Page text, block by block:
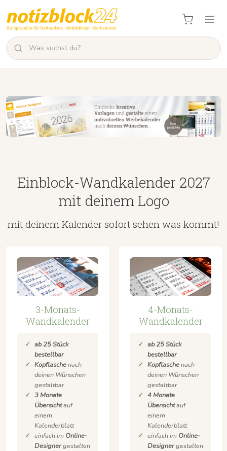
Einblock-Wandkalender 2027
mit deinem Logo
mit deinem Kalender sofort sehen was kommt!
3-Monats-
Wandkalender
ab 25 Stück
bestellbar
Kopflaschenach
deinen Wünschen
gestaltbar
3 Monate
Übersichtauf
einem
Kalenderblatt
einfach im Online-
Designergestalten
4-Monats-
Wandkalender
ab 25 Stück
bestellbar
Kopflaschenach
deinen Wünschen
gestaltbar
4 Monate
Übersichtauf
einem
Kalenderblatt
einfach im Online-
Designergestalten